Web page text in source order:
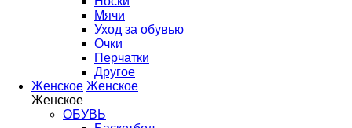
Мячи
Уход за обувью
Очки
Перчатки
Другое
Женское Женское
Женское
ОБУВЬ